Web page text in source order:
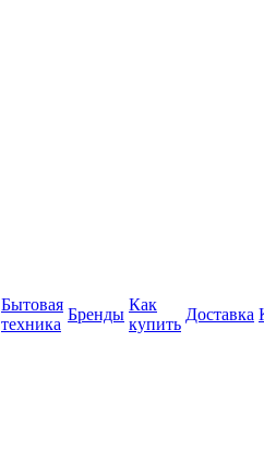
Бытовая
техника
Бренды
Как
купить
Доставка